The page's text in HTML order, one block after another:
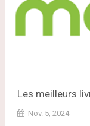
Les meilleurs
Nov. 5, 2024